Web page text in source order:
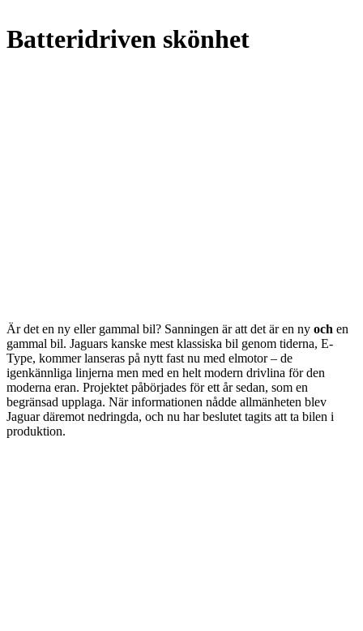
Batteridriven skönhet
Är det en ny eller gammal bil? Sanningen är att det är en ny och en
gammal bil. Jaguars kanske mest klassiska bil genom tiderna, E-
Type, kommer lanseras på nytt fast nu med elmotor – de
igenkännliga linjerna men med en helt modern drivlina för den
moderna eran. Projektet påbörjades för ett år sedan, som en
begränsad upplaga. När informationen nådde allmänheten blev
Jaguar däremot nedringda, och nu har beslutet tagits att ta bilen i
produktion.